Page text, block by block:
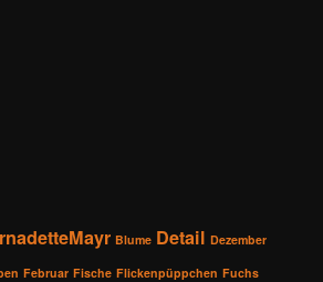
Blume Detail Dezember
Februar Fische Flickenpüppchen Fuchs